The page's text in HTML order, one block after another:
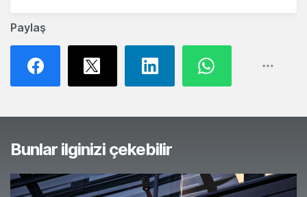
Paylaş
Bunlar ilginizi çekebilir